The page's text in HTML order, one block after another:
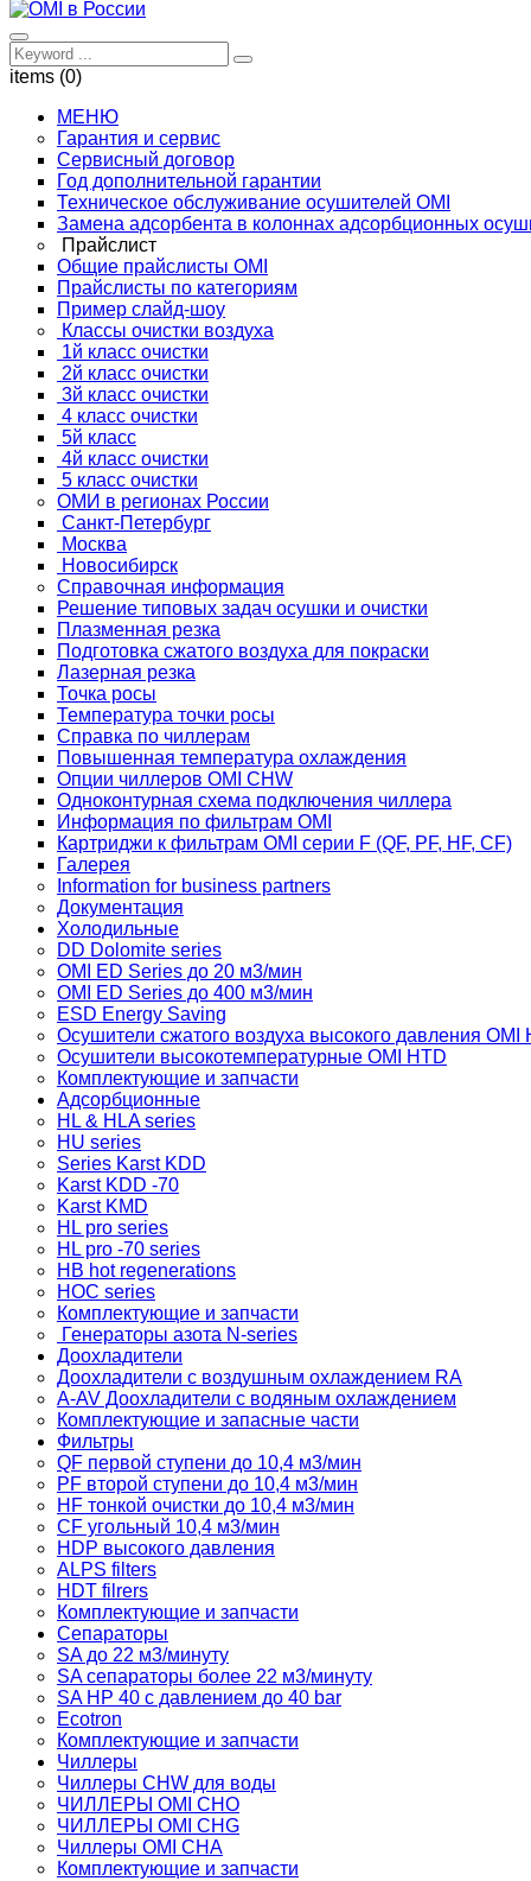
items (0)
МЕНЮ
Гарантия и сервис
Сервисный договор
Год дополнительной гарантии
Техническое обслуживание осушителей OMI
Замена адсорбента в колоннах адсорбционных
Прайслист
Общие прайслисты OMI
Прайслисты по категориям
Пример слайд-шоу
Классы очистки воздуха
1й класс очистки
2й класс очистки
3й класс очистки
4 класс очистки
5й класс
4й класс очистки
5 класс очистки
ОМИ в регионах России
Санкт-Петербург
Москва
Новосибирск
Справочная информация
Решение типовых задач осушки и очистки
Плазменная резка
Подготовка сжатого воздуха для покраски
Лазерная резка
Точка росы
Температура точки росы
Справка по чиллерам
Повышенная температура охлаждения
Опции чиллеров OMI CHW
Одноконтурная схема подключения чиллера
Информация по фильтрам OMI
Картриджи к фильтрам OMI серии F (QF, PF, HF, CF)
Галерея
Information for business partners
Документация
Холодильные
DD Dolomite series
OMI ED Series до 20 м3/мин
OMI ED Series до 400 м3/мин
ESD Energy Saving
Осушители сжатого воздуха высокого давления OMI
Осушители высокотемпературные OMI HTD
Комплектующие и запчасти
Адсорбционные
HL & HLA series
HU series
Series Karst KDD
Karst KDD -70
Karst KMD
HL pro series
HL pro -70 series
HB hot regenerations
HOC series
Комплектующие и запчасти
Генераторы азота N-series
Доохладители
Доохладители с воздушным охлаждением RA
A-AV Доохладители с водяным охлаждением
Комплектующие и запасные части
Фильтры
QF первой ступени до 10,4 м3/мин
PF второй ступени до 10,4 м3/мин
HF тонкой очистки до 10,4 м3/мин
CF угольный 10,4 м3/мин
HDP высокого давления
ALPS filters
HDT filrers
Комплектующие и запчасти
Сепараторы
SA до 22 м3/минуту
SA сепараторы более 22 м3/минуту
SA HP 40 с давлением до 40 bar
Ecotron
Комплектующие и запчасти
Чиллеры
Чиллеры CHW для воды
ЧИЛЛЕРЫ OMI CHO
ЧИЛЛЕРЫ OMI CHG
Чиллеры OMI CHA
Комплектующие и запчасти